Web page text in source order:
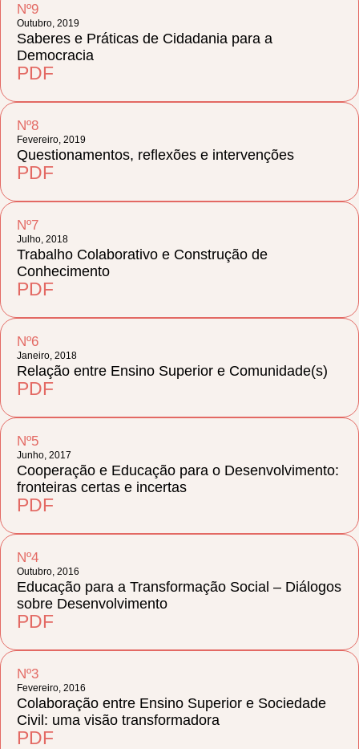
Nº9
Outubro, 2019
Saberes e Práticas de Cidadania para a
Democracia
PDF
Nº8
Fevereiro, 2019
Questionamentos, reflexões e intervenções
PDF
Nº7
Julho, 2018
Trabalho Colaborativo e Construção de
Conhecimento
PDF
Nº6
Janeiro, 2018
Relação entre Ensino Superior e Comunidade(s)
PDF
Nº5
Junho, 2017
Cooperação e Educação para o Desenvolvimento:
fronteiras certas e incertas
PDF
Nº4
Outubro, 2016
Educação para a Transformação Social – Diálogos
sobre Desenvolvimento
PDF
Nº3
Fevereiro, 2016
Colaboração entre Ensino Superior e Sociedade
Civil: uma visão transformadora
PDF